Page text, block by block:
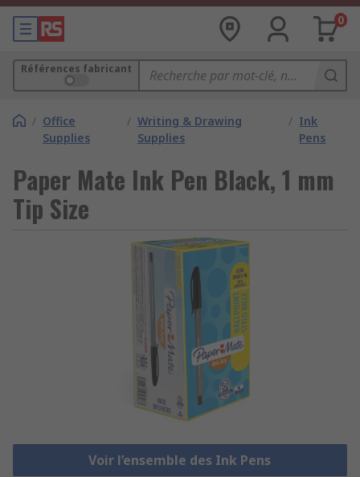
0
Références fabricant
/ Office
Supplies
/ Writing & Drawing
Supplies
/ Ink
Pens
Paper Mate Ink Pen Black, 1 mm
Tip Size
Voir l’ensemble des Ink Pens